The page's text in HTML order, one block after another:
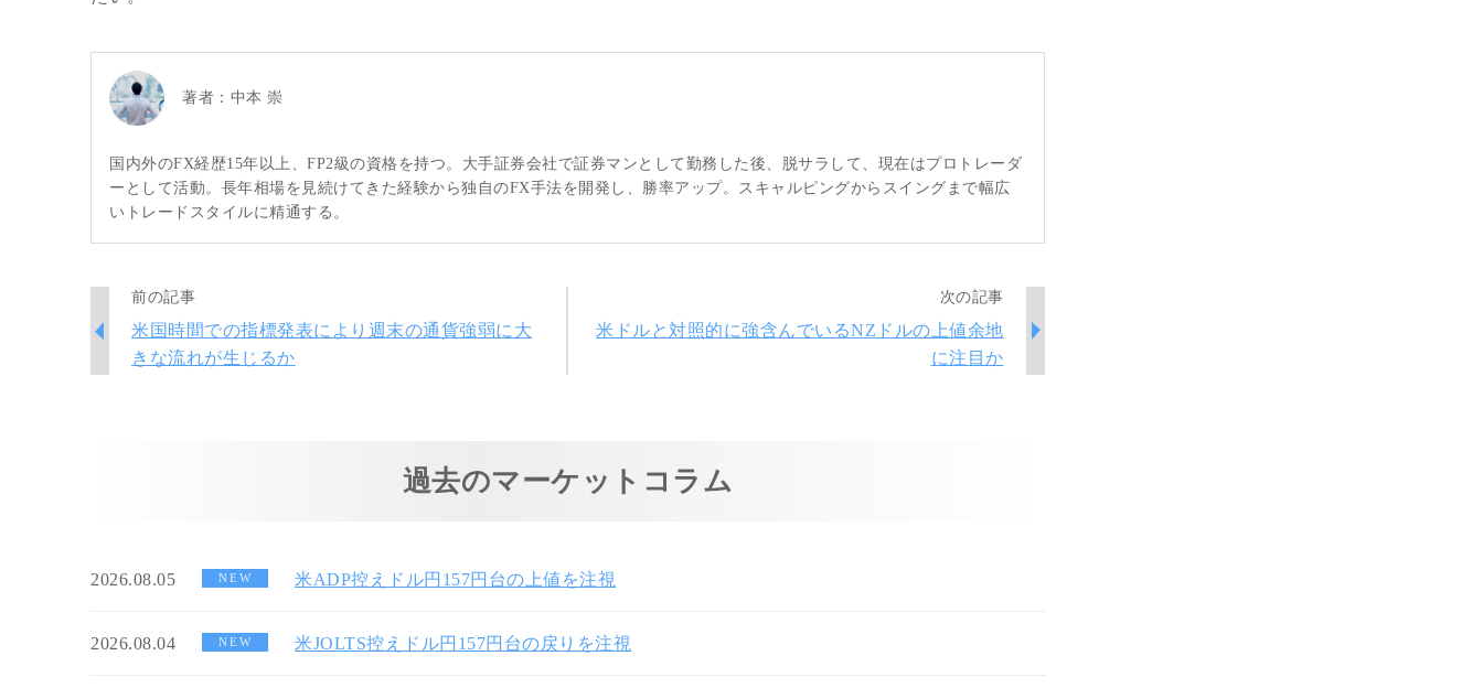
著者： 中本 崇
国内外のFX経歴15年以上、FP2級の資格を持つ。大手証券会社で証券マンとして勤務した後、脱サラして、現在はプロトレーダ
ーとして活動。長年相場を見続けてきた経験から独自のFX手法を開発し、勝率アップ。スキャルピングからスイングまで幅広
いトレードスタイルに精通する。
前の記事
米国時間での指標発表により週末の通貨強弱に大
きな流れが生じるか
次の記事
米ドルと対照的に強含んでいるNZドルの上値余地
に注目か
過去のマーケットコラム
2026.08.05 NEW 米ADP控えドル円157円台の上値を注視
2026.08.04 NEW 米JOLTS控えドル円157円台の戻りを注視